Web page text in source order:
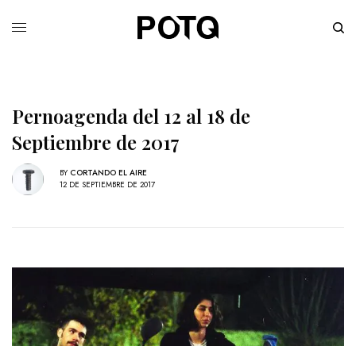
Pernoagenda del 12 al 18 de
Septiembre de 2017
BY CORTANDO EL AIRE
12 DE SEPTIEMBRE DE 2017